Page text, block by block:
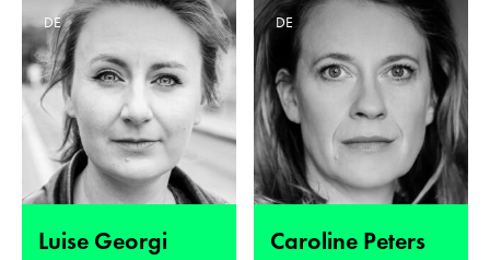
Luise Georgi
DE
Caroline Peters
DE